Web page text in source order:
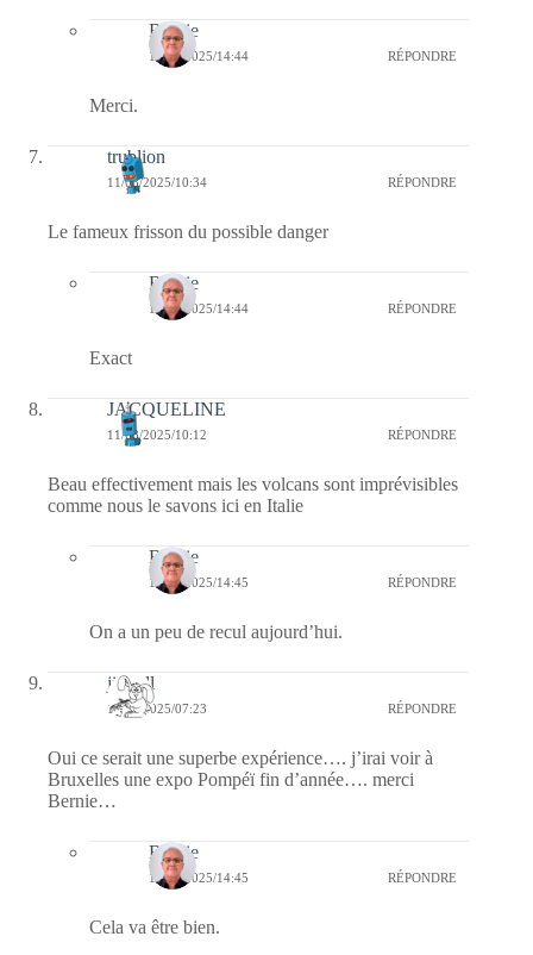
Bernie
15/08/2025/14:44 RÉPONDRE
Merci.
trublion
11/08/2025/10:34 RÉPONDRE
Le fameux frisson du possible danger
Bernie
15/08/2025/14:44 RÉPONDRE
Exact
JACQUELINE
11/08/2025/10:12 RÉPONDRE
Beau effectivement mais les volcans sont imprévisibles
comme nous le savons ici en Italie
Bernie
15/08/2025/14:45 RÉPONDRE
On a un peu de recul aujourd’hui.
jill bill
11/08/2025/07:23 RÉPONDRE
Oui ce serait une superbe expérience…. j’irai voir à
Bruxelles une expo Pompéï fin d’année…. merci
Bernie…
Bernie
15/08/2025/14:45 RÉPONDRE
Cela va être bien.